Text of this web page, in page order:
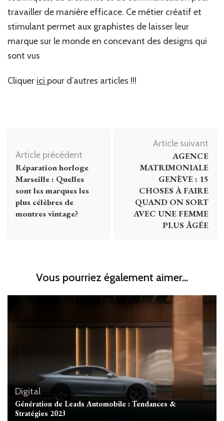
travailler de manière efficace. Ce métier créatif et
stimulant permet aux graphistes de laisser leur
marque sur le monde en concevant des designs qui
sont vus
Cliquer ici pour d’autres articles !!!
d'article
Article précédent
Réparation horloge
Marseille : Quelles
sont les marques les
plus célèbres de
montres vintage?
Article suivant
AGENCE
MATRIMONIALE
GENÈVE : 15
CHOSES À FAIRE
QUAND ON SORT
AVEC UNE FEMME
PLUS ÂGÉE
Vous pourriez également aimer...
Digital
Génération de Leads Automobile : Tendances &
Stratégies 2023